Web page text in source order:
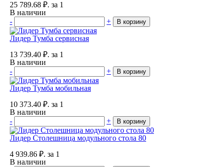
25 789.68 ₽. за 1
В наличии
-
+ В корзину
Лидер Тумба сервисная
13 739.40 ₽. за 1
В наличии
-
+ В корзину
Лидер Тумба мобильная
10 373.40 ₽. за 1
В наличии
-
+ В корзину
Лидер Столешница модульного стола 80
4 939.86 ₽. за 1
В наличии